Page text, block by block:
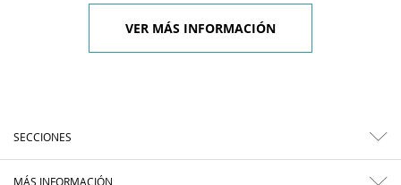
VER MÁS INFORMACIÓN
SECCIONES
MÁS INFORMACIÓN